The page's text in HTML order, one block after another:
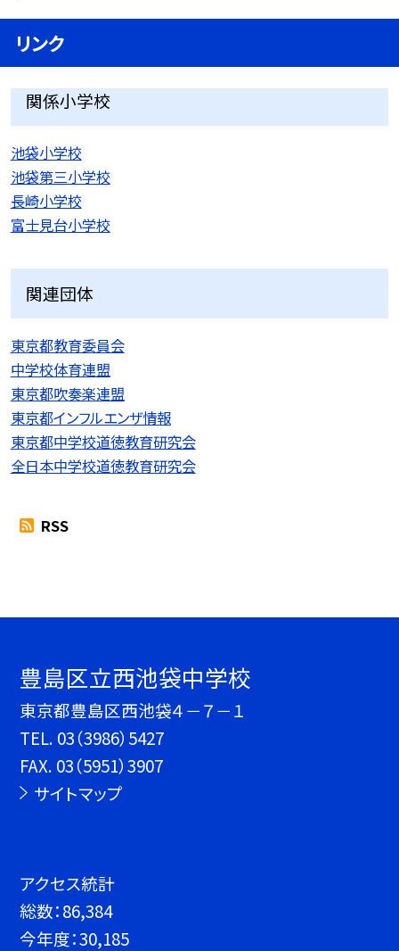
リンク
関係小学校
池袋小学校
池袋第三小学校
長崎小学校
富士見台小学校
関連団体
東京都教育委員会
中学校体育連盟
東京都吹奏楽連盟
東京都インフルエンザ情報
東京都中学校道徳教育研究会
全日本中学校道徳教育研究会
RSS
豊島区立西池袋中学校
東京都豊島区西池袋４－７－１
TEL. 03（3986）5427
FAX. 03（5951）3907
サイトマップ
アクセス統計
総数：86,384
今年度：30,185